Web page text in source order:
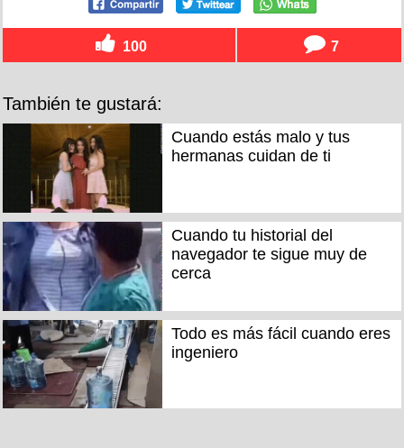
100 7
También te gustará:
Cuando estás malo y tus
hermanas cuidan de ti
Cuando tu historial del
navegador te sigue muy de
cerca
Todo es más fácil cuando eres
ingeniero